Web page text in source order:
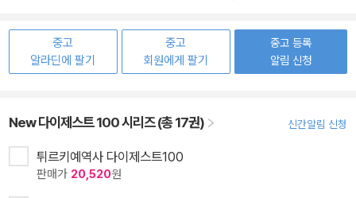
중고
알라딘에 팔기
중고
회원에게 팔기
중고 등록
알림 신청
New 다이제스트 100 시리즈 (총 17권) 신간알림 신청
튀르키예역사 다이제스트100
판매가 20,520원